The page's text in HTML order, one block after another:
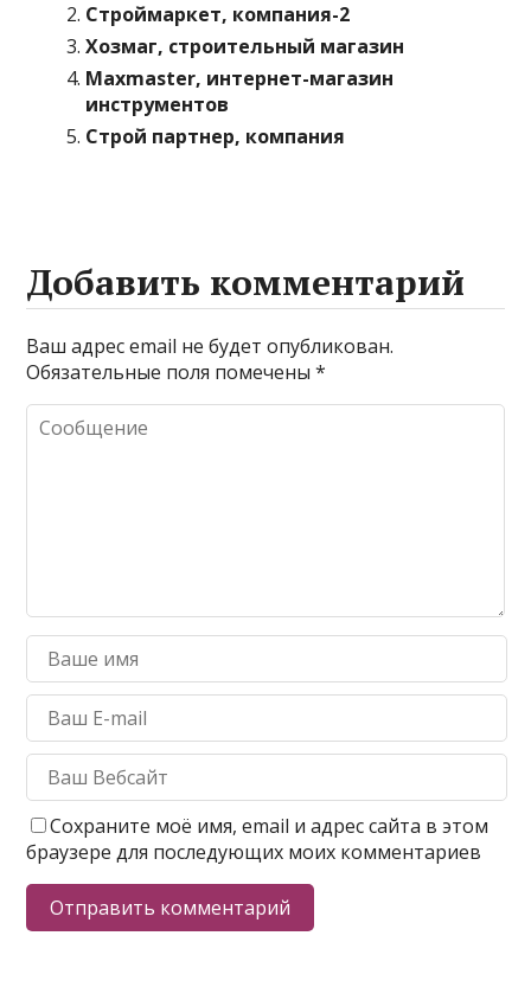
Строймаркет, компания-2
Хозмаг, строительный магазин
Maxmaster, интернет-магазин
инструментов
Строй партнер, компания
Добавить комментарий
Ваш адрес email не будет опубликован.
Обязательные поля помечены*
Сохраните моё имя, email и адрес сайта в этом
браузере для последующих моих комментариев